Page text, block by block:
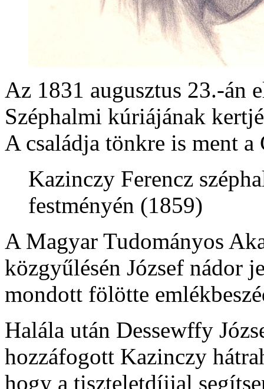
Az 1831 augusztus 23.-án
Széphalmi kúriájának
A családja tönkre is ment
Kazinczy Ferencz
festményén (1859)
A Magyar Tudományos
közgyűlésén József nádor
mondott fölötte
Halála után Dessewffy
hozzáfogott Kazinczy
hogy a tiszteletdíjjal